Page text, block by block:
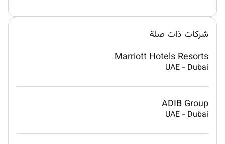
شركات ذات صلة
Marriott Hotels Resorts
UAE - Dubai
ADIB Group
UAE - Dubai